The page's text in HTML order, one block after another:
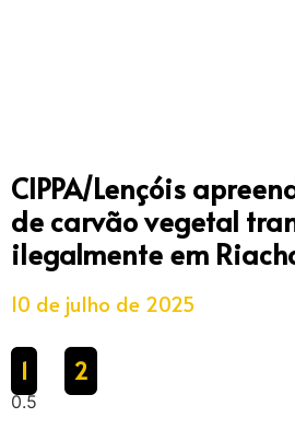
CIPPA/Lençóis
de carvão vegetal
ilegalmente em
10 de julho de 2025
1 2